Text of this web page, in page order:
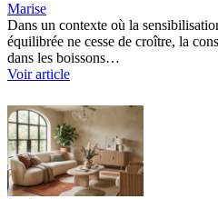
Marise
Dans un contexte où la
équilibrée ne cesse de croître, la
dans les boissons…
Voir article